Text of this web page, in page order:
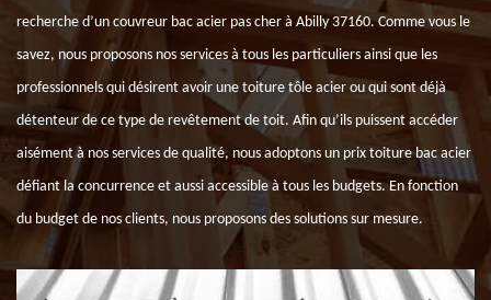
recherche d’un couvreur bac acier pas cher à Abilly 37160. Comme vous le
savez, nous proposons nos services à tous les particuliers ainsi que les
professionnels qui désirent avoir une toiture tôle acier ou qui sont déjà
détenteur de ce type de revêtement de toit. Afin qu’ils puissent accéder
aisément à nos services de qualité, nous adoptons un prix toiture bac acier
défiant la concurrence et aussi accessible à tous les budgets. En fonction
du budget de nos clients, nous proposons des solutions sur mesure.